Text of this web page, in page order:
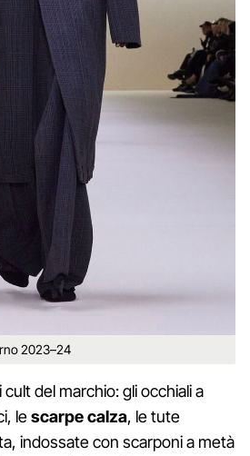
2023–24
del marchio: gli occhiali a
lescarpe calza, le tute
indossate con scarponi a metà